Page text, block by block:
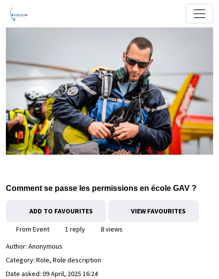
Comment se passe les permissions en école GAV ?
ADD TO FAVOURITES VIEW FAVOURITES
From Event 1 reply
8 views
Author: Anonymous
Category: Role, Role description
Date asked: 09 April, 2025 16:24